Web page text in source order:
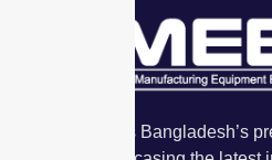
IMMEE & IAE is Bangladesh’s